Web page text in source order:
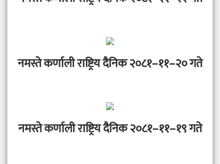
नमस्ते कर्णाली राष्ट्रिय दैनिक २०८१–११–२० गते
नमस्ते कर्णाली राष्ट्रिय दैनिक २०८१–११–१९ गते